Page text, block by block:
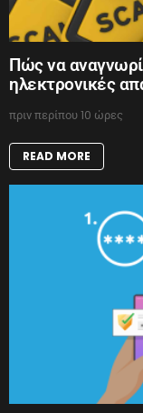
Πώς να
ηλεκτρονικές
πριν περίπου 10 ώρες
READ MORE